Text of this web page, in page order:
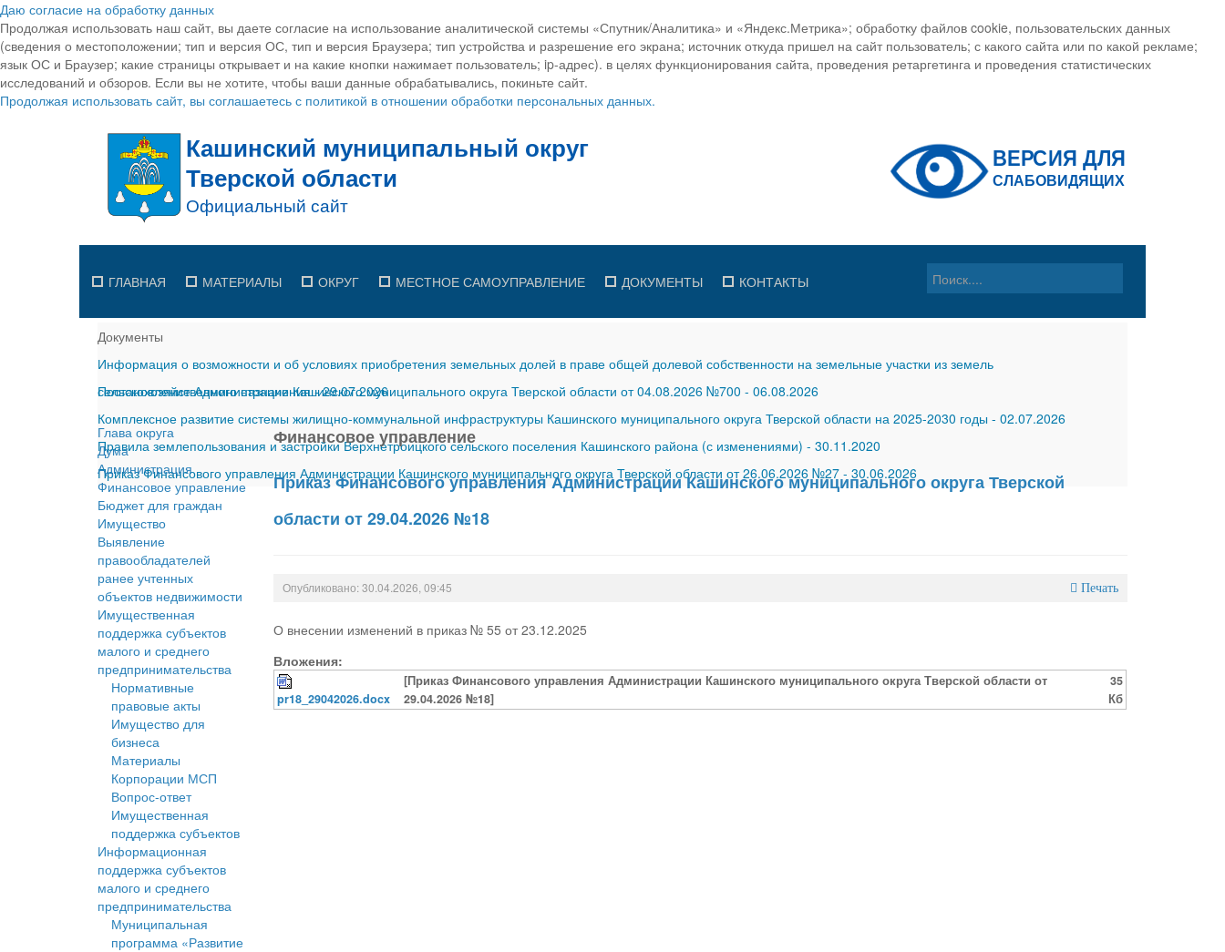
Даю согласие на обработку данных
Продолжая использовать наш сайт, вы даете согласие на использование аналитической системы «Спутник/Аналитика» и «Яндекс.Метрика»; обработку файлов cookie, пользовательских данных
(сведения о местоположении; тип и версия ОС, тип и версия Браузера; тип устройства и разрешение его экрана; источник откуда пришел на сайт пользователь; с какого сайта или по какой рекламе;
язык ОС и Браузер; какие страницы открывает и на какие кнопки нажимает пользователь; ip-адрес). в целях функционирования сайта, проведения ретаргетинга и проведения статистических
исследований и обзоров. Если вы не хотите, чтобы ваши данные обрабатывались, покиньте сайт.
Продолжая использовать сайт, вы соглашаетесь с политикой в отношении обработки персональных данных.
ГЛАВНАЯ МАТЕРИАЛЫ ОКРУГ МЕСТНОЕ САМОУПРАВЛЕНИЕ ДОКУМЕНТЫ КОНТАКТЫ
Документы
Информация о возможности и об условиях приобретения земельных долей в праве общей долевой собственности на земельные участки из земель
сельскохозяйственного назначения-29.07.2026
Постановление Администрации Кашинского муниципального округа Тверской области от 04.08.2026 №700 - 06.08.2026
Комплексное развитие системы жилищно-коммунальной инфраструктуры Кашинского муниципального округа Тверской области на 2025-2030 годы - 02.07.2026
Правила землепользования и застройки Верхнетроицкого сельского поселения Кашинского района (с изменениями) - 30.11.2020
Приказ Финансового управления Администрации Кашинского муниципального округа Тверской области от 26.06.2026 №27 - 30.06.2026
Глава округа
Дума
Администрация
Финансовое управление
Бюджет для граждан
Имущество
Выявление
правообладателей
ранее учтенных
объектов недвижимости
Имущественная
поддержка субъектов
малого и среднего
предпринимательства
Нормативные
правовые акты
Имущество для
бизнеса
Материалы
Корпорации МСП
Вопрос-ответ
Имущественная
поддержка субъектов
Информационная
поддержка субъектов
малого и среднего
предпринимательства
Муниципальная
программа «Развитие
Финансовое управление
Приказ Финансового управления Администрации Кашинского муниципального округа Тверской
области от 29.04.2026 №18
Опубликовано: 30.04.2026, 09:45 Печать
О внесении изменений в приказ № 55 от 23.12.2025
Вложения:
pr18_29042026.docx
[Приказ Финансового управления Администрации Кашинского муниципального округа Тверской области от
29.04.2026 №18]
35
Кб